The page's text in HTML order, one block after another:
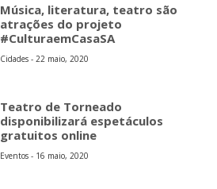
Música, literatura, teatro são
atrações do projeto
#CulturaemCasaSA
Cidades - 22 maio, 2020
Teatro de Torneado
disponibilizará espetáculos
gratuitos online
Eventos - 16 maio, 2020